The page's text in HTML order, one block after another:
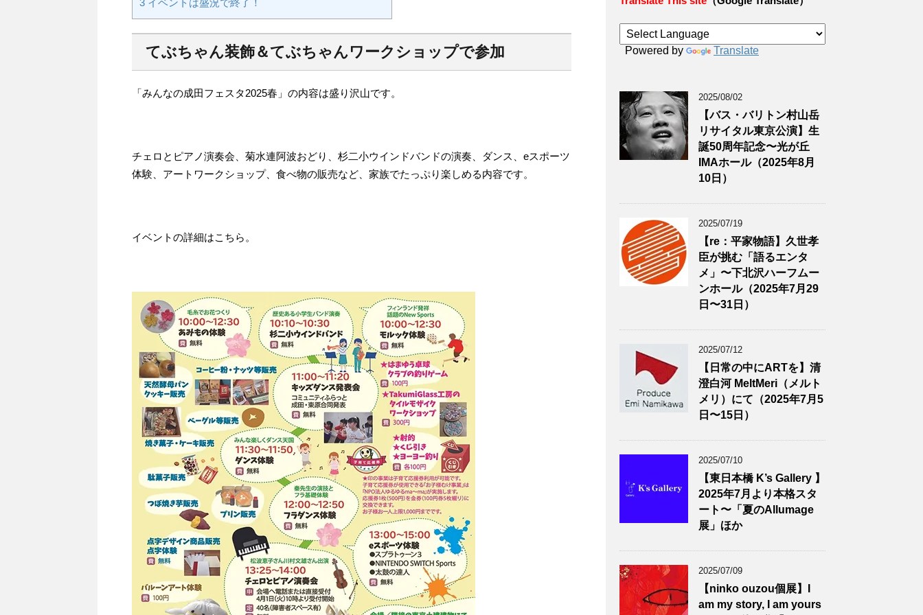
3 イベントは盛況で終了！
てぶちゃん装飾＆てぶちゃんワークショップで参加
「みんなの成田フェスタ2025春」の内容は盛り沢山です。
チェロとピアノ演奏会、菊水連阿波おどり、杉二小ウインドバンドの演奏、ダンス、eスポーツ
体験、アートワークショップ、食べ物の販売など、家族でたっぷり楽しめる内容です。
イベントの詳細はこちら。
Powered by Translate
2025/08/02
【バス・バリトン村山岳
リサイタル東京公演】生
誕50周年記念〜光が丘
IMAホール（2025年8月
10日）
2025/07/19
【re：平家物語】久世孝
臣が挑む「語るエンタ
メ」〜下北沢ハーフムー
ンホール（2025年7月29
日〜31日）
2025/07/12
【日常の中にARTを】清
澄白河 MeltMeri（メルト
メリ）にて（2025年7月5
日〜15日）
2025/07/10
【東日本橋 K’s Gallery 】
2025年7月より本格スタ
ート〜「夏のAllumage
展」ほか
2025/07/09
【ninko ouzou個展】I
am my story, I am yours